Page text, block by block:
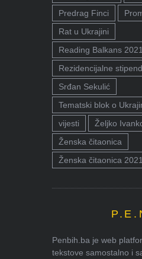
Predrag Finci
Rat u Ukrajini
Reading Balkans 2021
Rezidencijalne
Srđan Sekulić
Tematski blok o
vijesti
Željko
Ženska čitaonica
Ženska čitaonica 2021
Penbih.ba je web
tekstove samostalno i